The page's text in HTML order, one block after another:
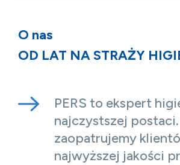
O nas
OD LAT NA STRAŻY
PERS to ekspert
najczystszej
zaopatrujemy
najwyższej jakości